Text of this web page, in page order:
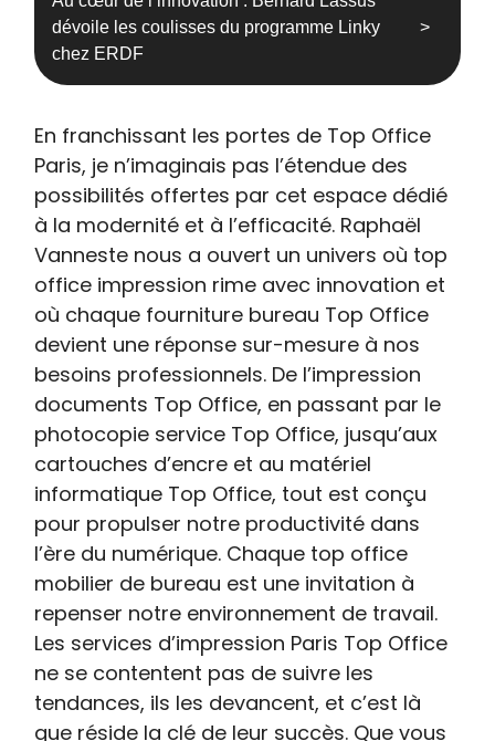
dévoile les coulisses du programme Linky
chez ERDF
En franchissant les portes de Top Office
Paris, je n’imaginais pas l’étendue des
possibilités offertes par cet espace dédié
à la modernité et à l’efficacité. Raphaël
Vanneste nous a ouvert un univers où top
office impression rime avec innovation et
où chaque fourniture bureau Top Office
devient une réponse sur-mesure à nos
besoins professionnels. De l’impression
documents Top Office, en passant par le
photocopie service Top Office, jusqu’aux
cartouches d’encre et au matériel
informatique Top Office, tout est conçu
pour propulser notre productivité dans
l’ère du numérique. Chaque top office
mobilier de bureau est une invitation à
repenser notre environnement de travail.
Les services d’impression Paris Top Office
ne se contentent pas de suivre les
tendances, ils les devancent, et c’est là
que réside la clé de leur succès. Que vous